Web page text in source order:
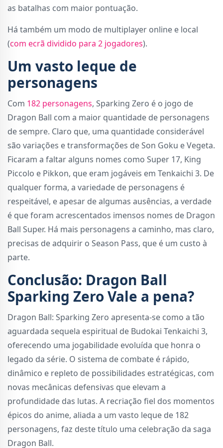
as batalhas com maior pontuação.
Há também um modo de multiplayer online e local
(com ecrã dividido para 2 jogadores).
Um vasto leque de
personagens
Com 182 personagens, Sparking Zero é o jogo de
Dragon Ball com a maior quantidade de personagens
de sempre. Claro que, uma quantidade considerável
são variações e transformações de Son Goku e Vegeta.
Ficaram a faltar alguns nomes como Super 17, King
Piccolo e Pikkon, que eram jogáveis em Tenkaichi 3. De
qualquer forma, a variedade de personagens é
respeitável, e apesar de algumas ausências, a verdade
é que foram acrescentados imensos nomes de Dragon
Ball Super. Há mais personagens a caminho, mas claro,
precisas de adquirir o Season Pass, que é um custo à
parte.
Conclusão: Dragon Ball
Sparking Zero Vale a pena?
Dragon Ball: Sparking Zero apresenta-se como a tão
aguardada sequela espiritual de Budokai Tenkaichi 3,
oferecendo uma jogabilidade evoluída que honra o
legado da série. O sistema de combate é rápido,
dinâmico e repleto de possibilidades estratégicas, com
novas mecânicas defensivas que elevam a
profundidade das lutas. A recriação fiel dos momentos
épicos do anime, aliada a um vasto leque de 182
personagens, faz deste título uma celebração da saga
Dragon Ball.